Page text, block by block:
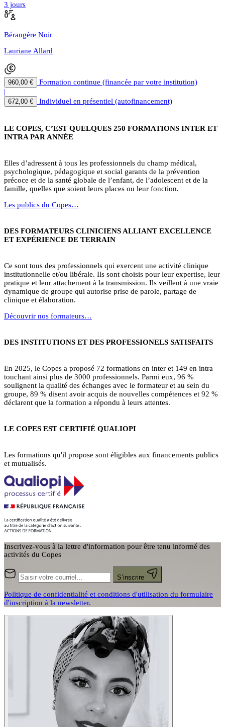
3 jours
Bérangère Noir
Lauriane Allard
960,00 €
Formation continue (financée par votre institution)
|
672,00 € Individuel en présentiel (autofinancement)
LE COPES, C’EST QUELQUES 250 FORMATIONS INTER ET
INTRA PAR ANNÉE
Elles d’adressent à tous les professionnels du champ médical,
psychologique, pédagogique et social garants de la prévention
précoce et de la santé globale de l’enfant, de l’adolescent et de la
famille, quelles que soient leurs places ou leur fonction.
Les publics du Copes…
DES FORMATEURS CLINICIENS ALLIANT EXCELLENCE
ET EXPÉRIENCE DE TERRAIN
Ce sont tous des professionnels qui exercent une activité clinique
institutionnelle et/ou libérale. Ils sont choisis pour leur expertise, leur
pratique et leur attachement à la transmission. Ils veillent à une vraie
dynamique de groupe qui autorise prise de parole, partage de
clinique et élaboration.
Découvrir nos formateurs…
DES INSTITUTIONS ET DES PROFESSIONELS SATISFAITS
En 2025, le Copes a proposé 72 formations en inter et 149 en intra
touchant ainsi plus de 3000 professionnels. Parmi eux, 96 %
soulignent la qualité des échanges avec le formateur et au sein du
groupe, 89 % disent avoir acquis de nouvelles compétences et 92 %
déclarent que la formation a répondu à leurs attentes.
LE COPES EST CERTIFIÉ QUALIOPI
Les formations qu'il propose sont éligibles aux financements publics
et mutualisés.
Inscrivez-vous à la lettre d'information pour être tenu informé des
activités du Copes
S’inscrire
Politique de confidentialité et conditions d'utilisation du formulaire
d'inscription à la newsletter.